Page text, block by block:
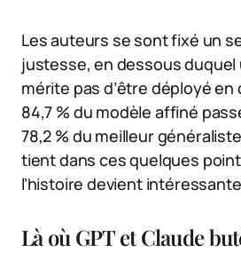
Les auteurs se sont fixé un
justesse, en dessous
mérite pas d’être déployé en
84,7 % du modèle affiné
78,2 % du meilleur
tient dans ces quelques
l’histoire devient
Là où GPT et Claude